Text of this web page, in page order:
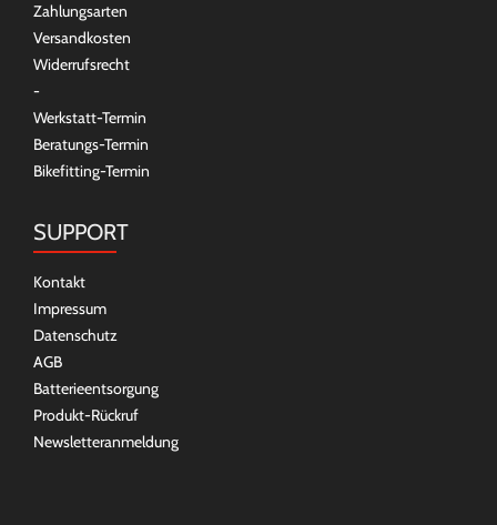
Zahlungsarten
Versandkosten
Widerrufsrecht
-
Werkstatt-Termin
Beratungs-Termin
Bikefitting-Termin
SUPPORT
Kontakt
Impressum
Datenschutz
AGB
Batterieentsorgung
Produkt-Rückruf
Newsletteranmeldung